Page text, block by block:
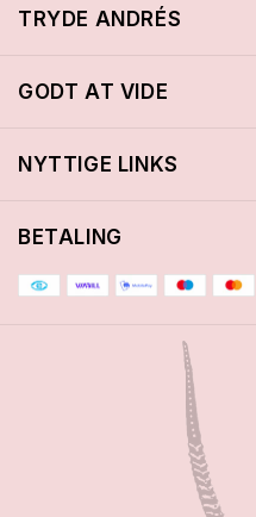
TRYDE ANDRÉS
GODT AT VIDE
NYTTIGE LINKS
BETALING